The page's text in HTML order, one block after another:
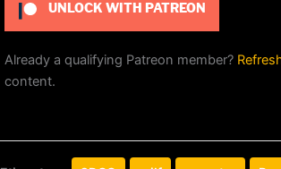
UNLOCK WITH PATREON
Already a qualifying Patreon member?
content.